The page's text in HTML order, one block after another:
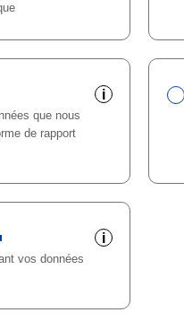
i
que nous
de rapport
i
vos données